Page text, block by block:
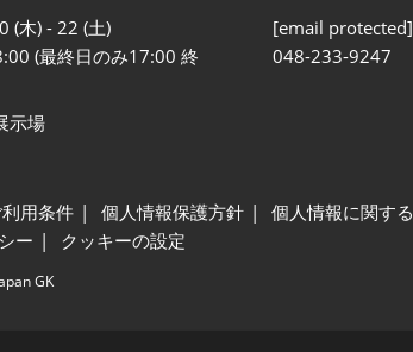
(木) - 22 (土)
(最終日のみ17:00 終
示場
[email protected]
048-233-9247
利用条件 個人情報保護方針 個人情報に関す
ー
クッキーの設定
GK